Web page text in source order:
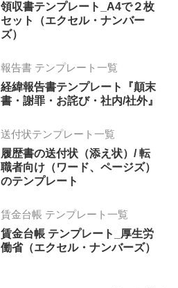
領収書テンプレート_A4で２枚
セット（エクセル・ナンバー
ズ）
報告書 テンプレート一覧
経緯報告書テンプレート『顛末
書・謝罪・お詫び・社内/社外』
送付状テンプレート一覧
履歴書の送付状（添え状）/ 転
職者向け（ワード、ページズ）
のテンプレート
賃金台帳 テンプレート一覧
賃金台帳 テンプレート_厚生労
働省（エクセル・ナンバーズ）